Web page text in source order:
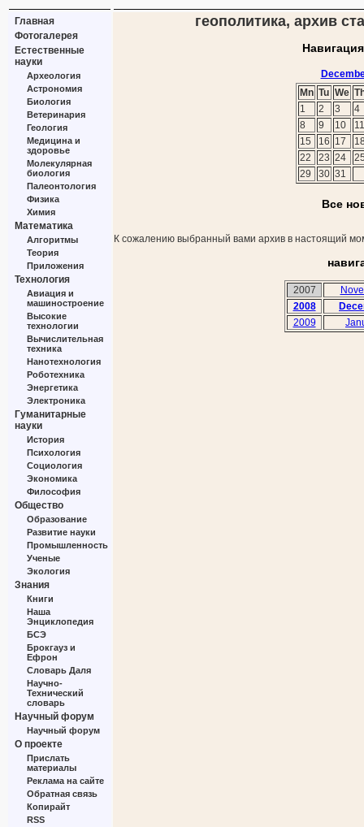
Главная
Фотогалерея
Естественные
науки
Археология
Астрономия
Биология
Ветеринария
Геология
Медицина и
здоровье
Молекулярная
биология
Палеонтология
Физика
Химия
Математика
Алгоритмы
Теория
Приложения
Технология
Авиация и
машиностроение
Высокие
технологии
Вычислительная
техника
Нанотехнология
Роботехника
Энергетика
Электроника
Гуманитарные
науки
История
Психология
Социология
Экономика
Философия
Общество
Образование
Развитие науки
Промышленность
Ученые
Экология
Знания
Книги
Наша
Энциклопедия
БСЭ
Брокгауз и
Ефрон
Словарь Даля
Научно-
Технический
словарь
Научный форум
Научный форум
О проекте
Прислать
материалы
Реклама на сайте
Обратная связь
Копирайт
RSS
геополитика, архив
Mn Tu We
1
2 3
4
8
9 10
11
15
16 17
22
23 24
29
30 31
Все
К сожалению выбранный вами архив в настоящий
2007
2008
2009